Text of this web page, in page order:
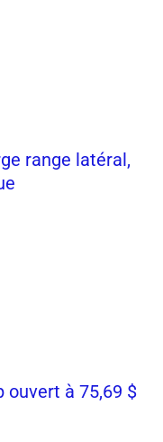
range latéral,
ouvert à 75,69 $